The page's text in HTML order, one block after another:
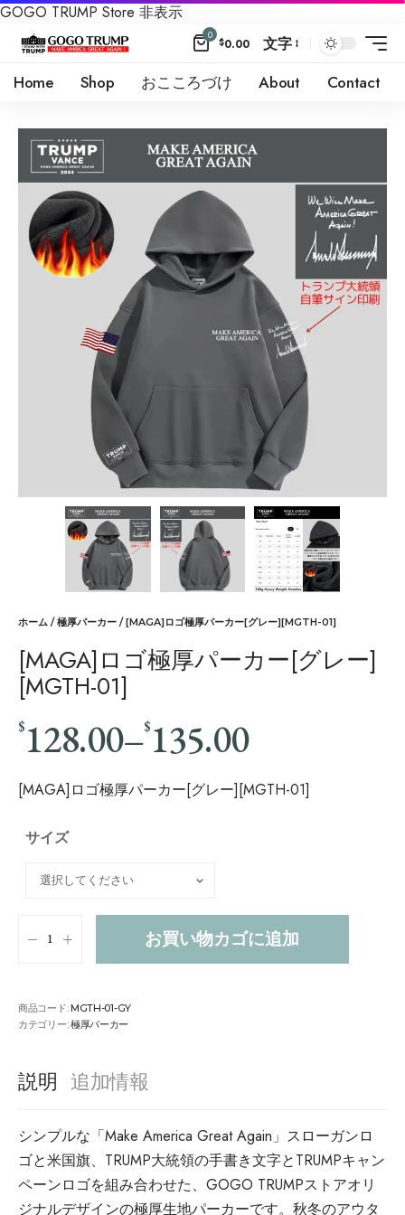
GOGO TRUMP Store 非表示
0
$0.00 文字
Home Shop おこころづけ About Contact
ホーム /極厚パーカー / [MAGA]ロゴ極厚パーカー[グレー][MGTH-01]
[MAGA]ロゴ極厚パーカー[グレー]
[MGTH-01]
$128.00–$135.00
[MAGA]ロゴ極厚パーカー[グレー][MGTH-01]
サイズ
お買い物カゴに追加
商品コード:MGTH-01-GY
カテゴリー:極厚パーカー
説明 追加情報
シンプルな「Make America Great Again」スローガンロ
ゴと米国旗、TRUMP大統領の手書き文字とTRUMPキャン
ペーンロゴを組み合わせた、GOGO TRUMPストアオリ
ジナルデザインの極厚生地パーカーです。秋冬のアウタ